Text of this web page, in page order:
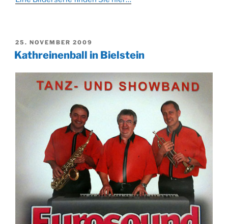
VERÖFFENTLICHT
AM
25. NOVEMBER 2009
Kathreinenball in Bielstein